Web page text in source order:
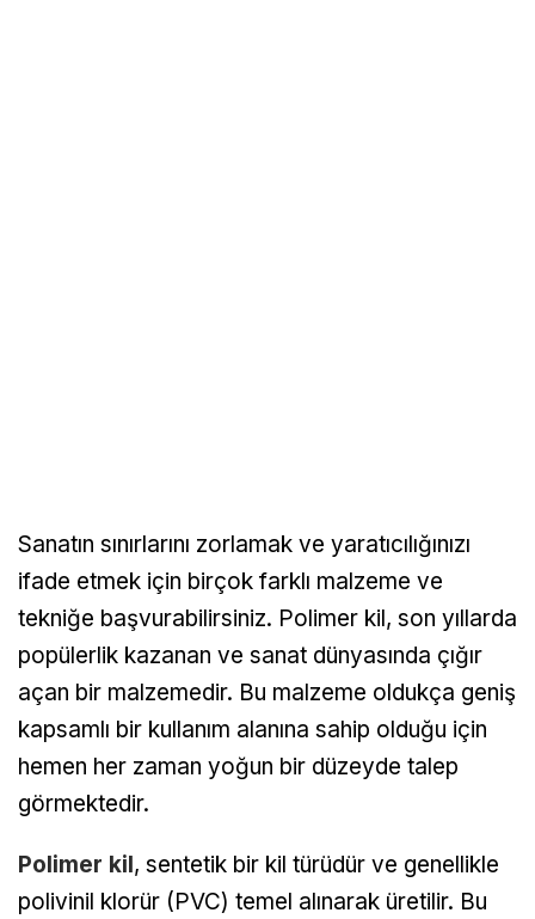
Sanatın sınırlarını zorlamak ve yaratıcılığınızı
ifade etmek için birçok farklı malzeme ve
tekniğe başvurabilirsiniz. Polimer kil, son yıllarda
popülerlik kazanan ve sanat dünyasında çığır
açan bir malzemedir. Bu malzeme oldukça geniş
kapsamlı bir kullanım alanına sahip olduğu için
hemen her zaman yoğun bir düzeyde talep
görmektedir.
Polimer kil, sentetik bir kil türüdür ve genellikle
polivinil klorür (PVC) temel alınarak üretilir. Bu